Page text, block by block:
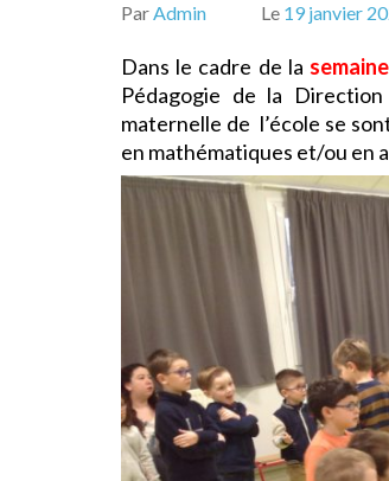
ParAdmin Le 19 janvier
Dans le cadre de la
Pédagogie de la
maternelle de l’école se
en mathématiques et/ou en